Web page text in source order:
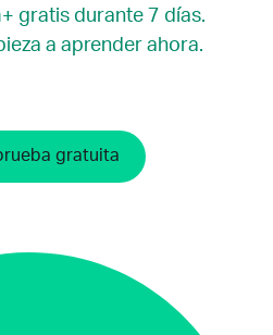
gratis durante 7 días.
a aprender ahora.
gratuita